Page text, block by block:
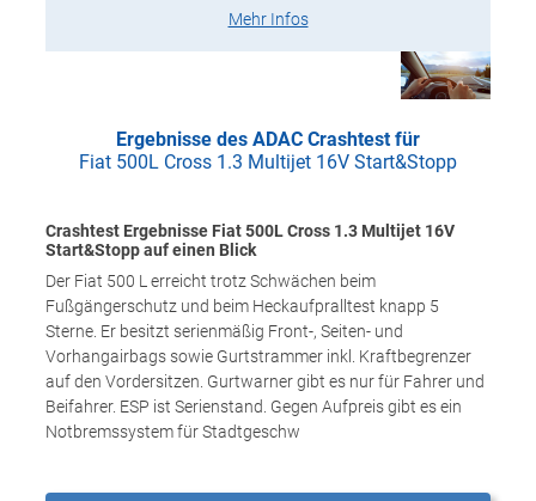
Mehr Infos
Ergebnisse des ADAC Crashtest für
Fiat 500L Cross 1.3 Multijet 16V Start&Stopp
Crashtest Ergebnisse Fiat 500L Cross 1.3 Multijet 16V
Start&Stopp auf einen Blick
Der Fiat 500 L erreicht trotz Schwächen beim
Fußgängerschutz und beim Heckaufpralltest knapp 5
Sterne. Er besitzt serienmäßig Front-, Seiten- und
Vorhangairbags sowie Gurtstrammer inkl. Kraftbegrenzer
auf den Vordersitzen. Gurtwarner gibt es nur für Fahrer und
Beifahrer. ESP ist Serienstand. Gegen Aufpreis gibt es ein
Notbremssystem für Stadtgeschw